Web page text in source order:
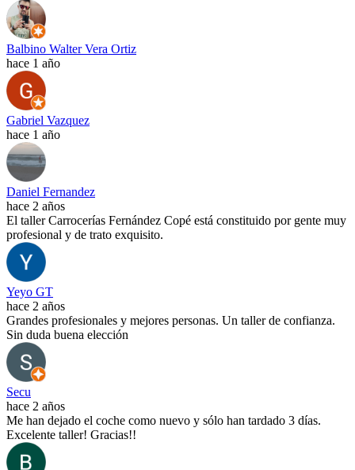
Balbino Walter Vera Ortiz
hace 1 año
Gabriel Vazquez
hace 1 año
Daniel Fernandez
hace 2 años
El taller Carrocerías Fernández Copé está constituido por gente muy
profesional y de trato exquisito.
Yeyo GT
hace 2 años
Grandes profesionales y mejores personas. Un taller de confianza.
Sin duda buena elección
Secu
hace 2 años
Me han dejado el coche como nuevo y sólo han tardado 3 días.
Excelente taller! Gracias!!